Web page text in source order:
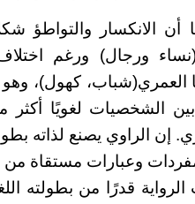
أن الانكسار والتواطؤ
ورجال) ورغم
العمري(شباب، كهول)،
الشخصيات لغويًا
إن الراوي يصنع لذاته
وعبارات مستقاة من
قدرًا من بطولته